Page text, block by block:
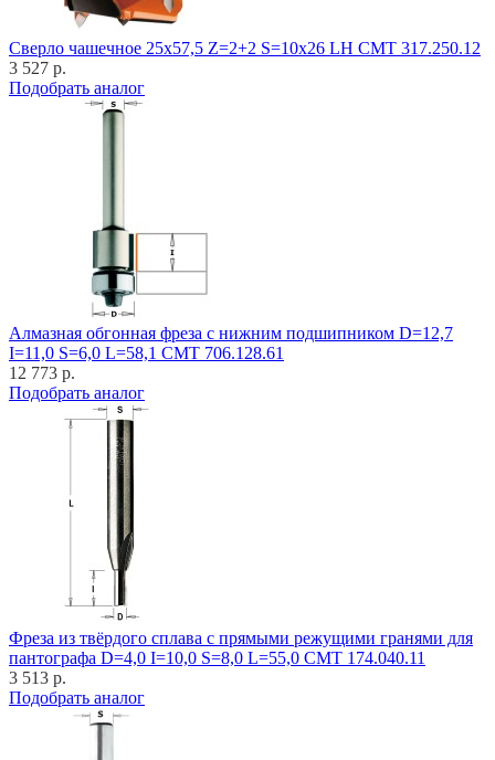
Cверло чашечное 25x57,5 Z=2+2 S=10x26 LH CMT 317.250.12
3 527 р.
Подобрать аналог
Алмазная обгонная фреза с нижним подшипником D=12,7
I=11,0 S=6,0 L=58,1 CMT 706.128.61
12 773 р.
Подобрать аналог
Фреза из твёрдого сплава с прямыми режущими гранями для
пантографа D=4,0 I=10,0 S=8,0 L=55,0 CMT 174.040.11
3 513 р.
Подобрать аналог